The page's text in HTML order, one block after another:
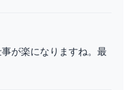
が楽になりますね。最